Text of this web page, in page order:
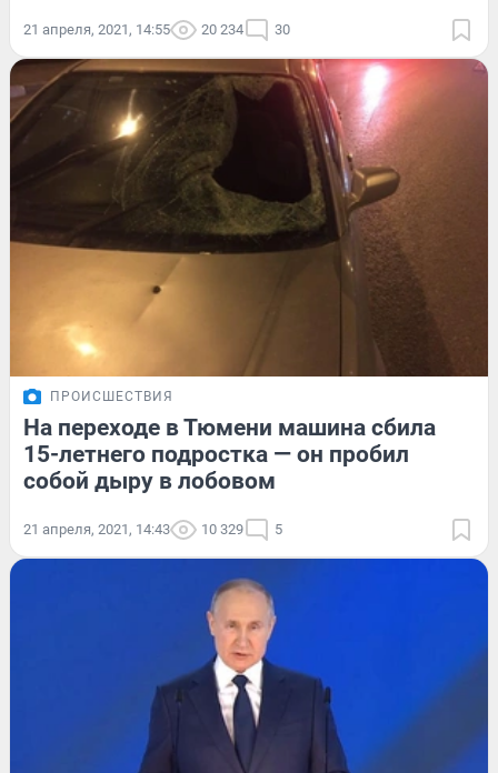
21 апреля, 2021, 14:55 20 234 30
ПРОИСШЕСТВИЯ
На переходе в Тюмени машина сбила
15-летнего подростка — он пробил
собой дыру в лобовом
21 апреля, 2021, 14:43 10 329 5